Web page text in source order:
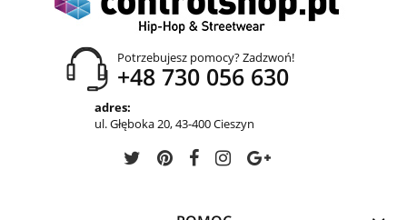
Potrzebujesz pomocy? Zadzwoń!
+48 730 056 630
adres:
ul. Głęboka 20, 43-400 Cieszyn